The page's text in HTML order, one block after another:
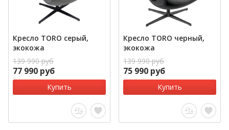
Кресло TORO серый,
экокожа
139 990 руб
77 990 руб
Купить
Кресло TORO черный,
экокожа
139 990 руб
75 990 руб
Купить